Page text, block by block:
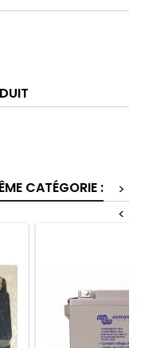
CATÉGORIE :
>
<